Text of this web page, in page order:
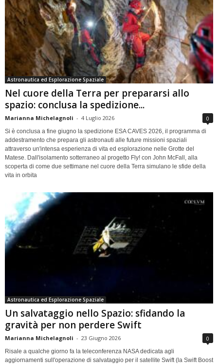
Astronautica ed Esplorazione Spaziale
Nel cuore della Terra per prepararsi allo
spazio: conclusa la spedizione...
Marianna Michelagnoli - 4 Luglio 2026 0
Si è conclusa a fine giugno la spedizione ESA CAVES 2026, il programma di
addestramento che prepara gli astronauti alle future missioni spaziali
attraverso un'intensa esperienza di vita ed esplorazione nelle Grotte del
Matese. Dall'isolamento sotterraneo al progetto Fly! con John McFall, alla
scoperta di come due settimane nel cuore della Terra simulano le sfide della
vita in orbita
Astronautica ed Esplorazione Spaziale
Un salvataggio nello Spazio: sfidando la
gravità per non perdere Swift
Marianna Michelagnoli - 23 Giugno 2026 0
Risale a qualche giorno fa la teleconferenza NASA dedicata agli
aggiornamenti sull'operazione di salvataggio per il satellite Swift (la Swift Boost